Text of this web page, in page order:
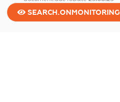
SEARCH.ONMONITORING